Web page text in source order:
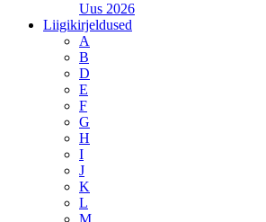
Uus 2026
Liigikirjeldused
A
B
D
E
F
G
H
I
J
K
L
M